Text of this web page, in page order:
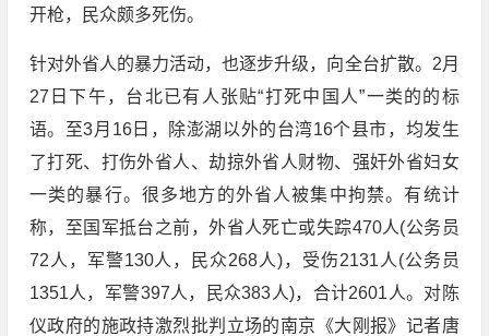
开枪，民众颇多死伤。
针对外省人的暴力活动，也逐步升级，向全台扩散。2月
27日下午，台北已有人张贴“打死中国人”一类的的标
语。至3月16日，除澎湖以外的台湾16个县市，均发生
了打死、打伤外省人、劫掠外省人财物、强奸外省妇女
一类的暴行。很多地方的外省人被集中拘禁。有统计
称，至国军抵台之前，外省人死亡或失踪470人(公务员
72人，军警130人，民众268人)，受伤2131人(公务员
1351人，军警397人，民众383人)，合计2601人。对陈
仪政府的施政持激烈批判立场的南京《大刚报》记者唐